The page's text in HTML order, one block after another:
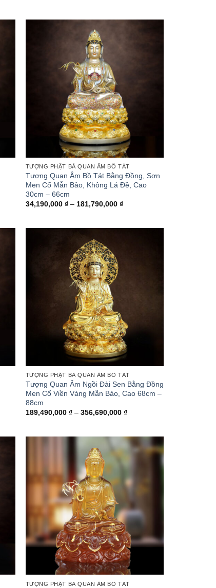
TƯỢNG PHẬT BÀ QUAN ÂM BỒ TÁT
Tượng Quan Âm Bồ Tát Bằng Đồng, Sơn
Men Cổ Mẫn Bảo, Không Lá Đề, Cao
30cm – 66cm
34,190,000 ₫ – 181,790,000 ₫Khoảng
TƯỢNG PHẬT BÀ QUAN ÂM BỒ TÁT
Tượng Quan Âm Ngồi Đài Sen Bằng Đồng
Men Cổ Viền Vàng Mẫn Bảo, Cao 68cm –
88cm
189,490,000 ₫ – 356,690,000 ₫Khoảng
đến
356,690,000 ₫
TƯỢNG PHẬT BÀ QUAN ÂM BỒ TÁT